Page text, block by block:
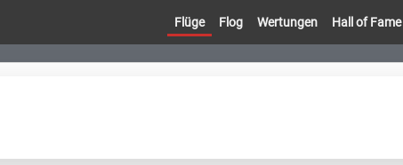
Flüge Flog Wertungen Hall of Fame